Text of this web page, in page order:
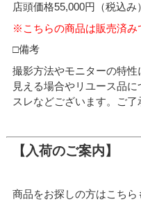
店頭価格55,000円（税込み）
※こちらの商品は販売済み
□備考
撮影方法やモニターの特
見える場合やリユース品
スレなどございます。ご了
【入荷のご案内】
商品をお探しの方はこちら